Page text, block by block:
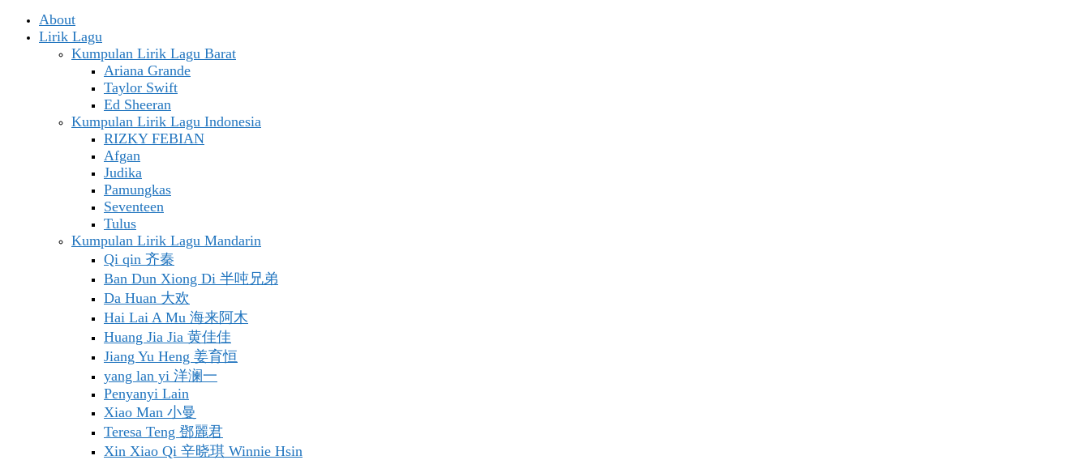
About
Lirik Lagu
Kumpulan Lirik Lagu Barat
Ariana Grande
Taylor Swift
Ed Sheeran
Kumpulan Lirik Lagu Indonesia
RIZKY FEBIAN
Afgan
Judika
Pamungkas
Seventeen
Tulus
Kumpulan Lirik Lagu Mandarin
Qi qin 齐秦
Ban Dun Xiong Di 半吨兄弟
Da Huan 大欢
Hai Lai A Mu 海来阿木
Huang Jia Jia 黄佳佳
Jiang Yu Heng 姜育恒
yang lan yi 洋澜一
Penyanyi Lain
Xiao Man 小曼
Teresa Teng 鄧麗君
Xin Xiao Qi 辛晓琪 Winnie Hsin